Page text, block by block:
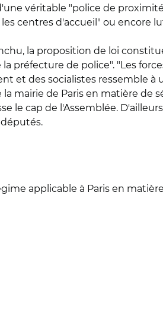
véritable "police de
centres d'accueil" ou encore
la proposition de loi
préfecture de police". "Les
et des socialistes ressemble à
mairie de Paris en matière de
le cap de l'Assemblée.
députés.
applicable à Paris en